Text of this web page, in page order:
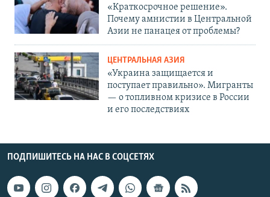
«Краткосрочное решение».
Почему амнистии в Центральной
Азии не панацея от проблемы?
ЦЕНТРАЛЬНАЯ АЗИЯ
«Украина защищается и
поступает правильно». Мигранты
— о топливном кризисе в России
и его последствиях
ПОДПИШИТЕСЬ НА НАС В СОЦСЕТЯХ